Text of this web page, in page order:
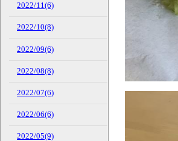
2022/11(6)
2022/10(8)
2022/09(6)
2022/08(8)
2022/07(6)
2022/06(6)
2022/05(9)